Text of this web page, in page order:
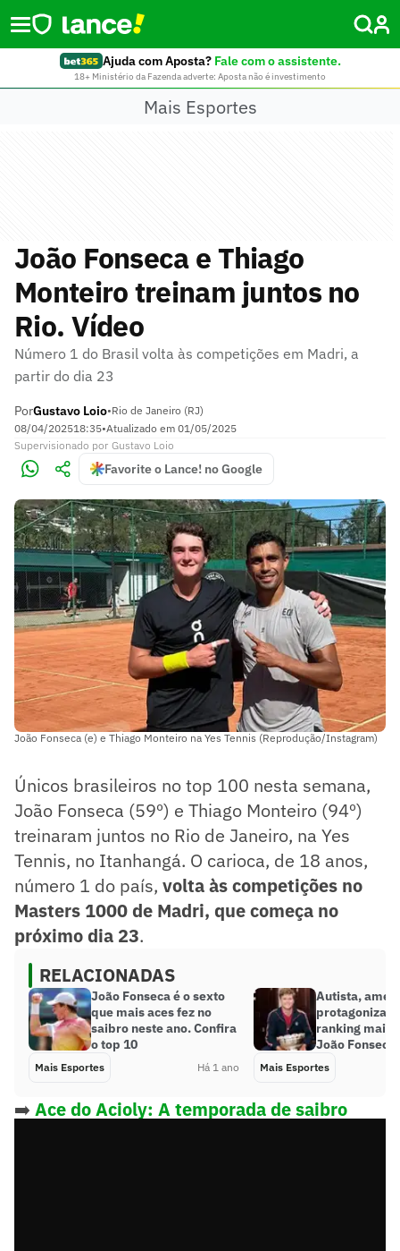
Ajuda com Aposta? Fale com o assistente.
18+ Ministério da Fazenda adverte: Aposta não é investimento
Mais Esportes
João Fonseca e Thiago
Monteiro treinam juntos no
Rio. Vídeo
Número 1 do Brasil volta às competições em Madri, a
partir do dia 23
PorGustavo Loio•Rio de Janeiro (RJ)
08/04/202518:35•Atualizado em 01/05/2025
Supervisionado por Gustavo Loio
Favorite o Lance! no Google
João Fonseca (e) e Thiago Monteiro na Yes Tennis (Reprodução/Instagram)
Únicos brasileiros no top 100 nesta semana,
João Fonseca (59º) e Thiago Monteiro (94º)
treinaram juntos no Rio de Janeiro, na Yes
Tennis, no Itanhangá. O carioca, de 18 anos,
número 1 do país, volta às competições no
Masters 1000 de Madri, que começa no
próximo dia 23.
RELACIONADAS
João Fonseca é o sexto
que mais aces fez no
saibro neste ano. Confira
o top 10
Mais Esportes Há 1 ano
Autista,
protagoniza
ranking maior
João Fonseca
Mais Esportes
➡️ Ace do Acioly: A temporada de saibro